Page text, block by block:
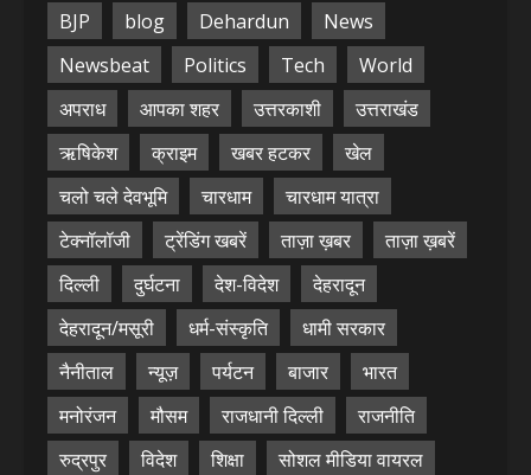
BJP blog Dehardun
News
Newsbeat
Politics Tech
World
अपराध
आपका शहर उत्तरकाशी
उत्तराखंड
ऋषिकेश
क्राइम खबर हटकर
खेल
चलो चले देवभूमि
चारधाम
चारधाम यात्रा
टेक्नॉलॉजी
ट्रेंडिंग खबरें ताज़ा ख़बर
ताज़ा ख़बरें
दिल्ली
दुर्घटना देश-विदेश
देहरादून
देहरादून/मसूरी
धर्म-संस्कृति
धामी सरकार
नैनीताल
न्यूज़ पर्यटन बाजार
भारत
मनोरंजन
मौसम राजधानी दिल्ली
राजनीति
रुद्रपुर
विदेश शिक्षा
सोशल मीडिया वायरल